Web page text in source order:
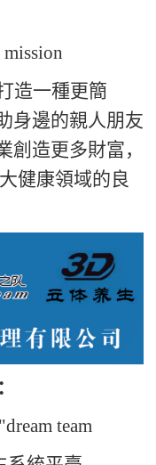
造一種更簡
身邊的親人朋友
創造更多財富，
健康領域的良
：
team